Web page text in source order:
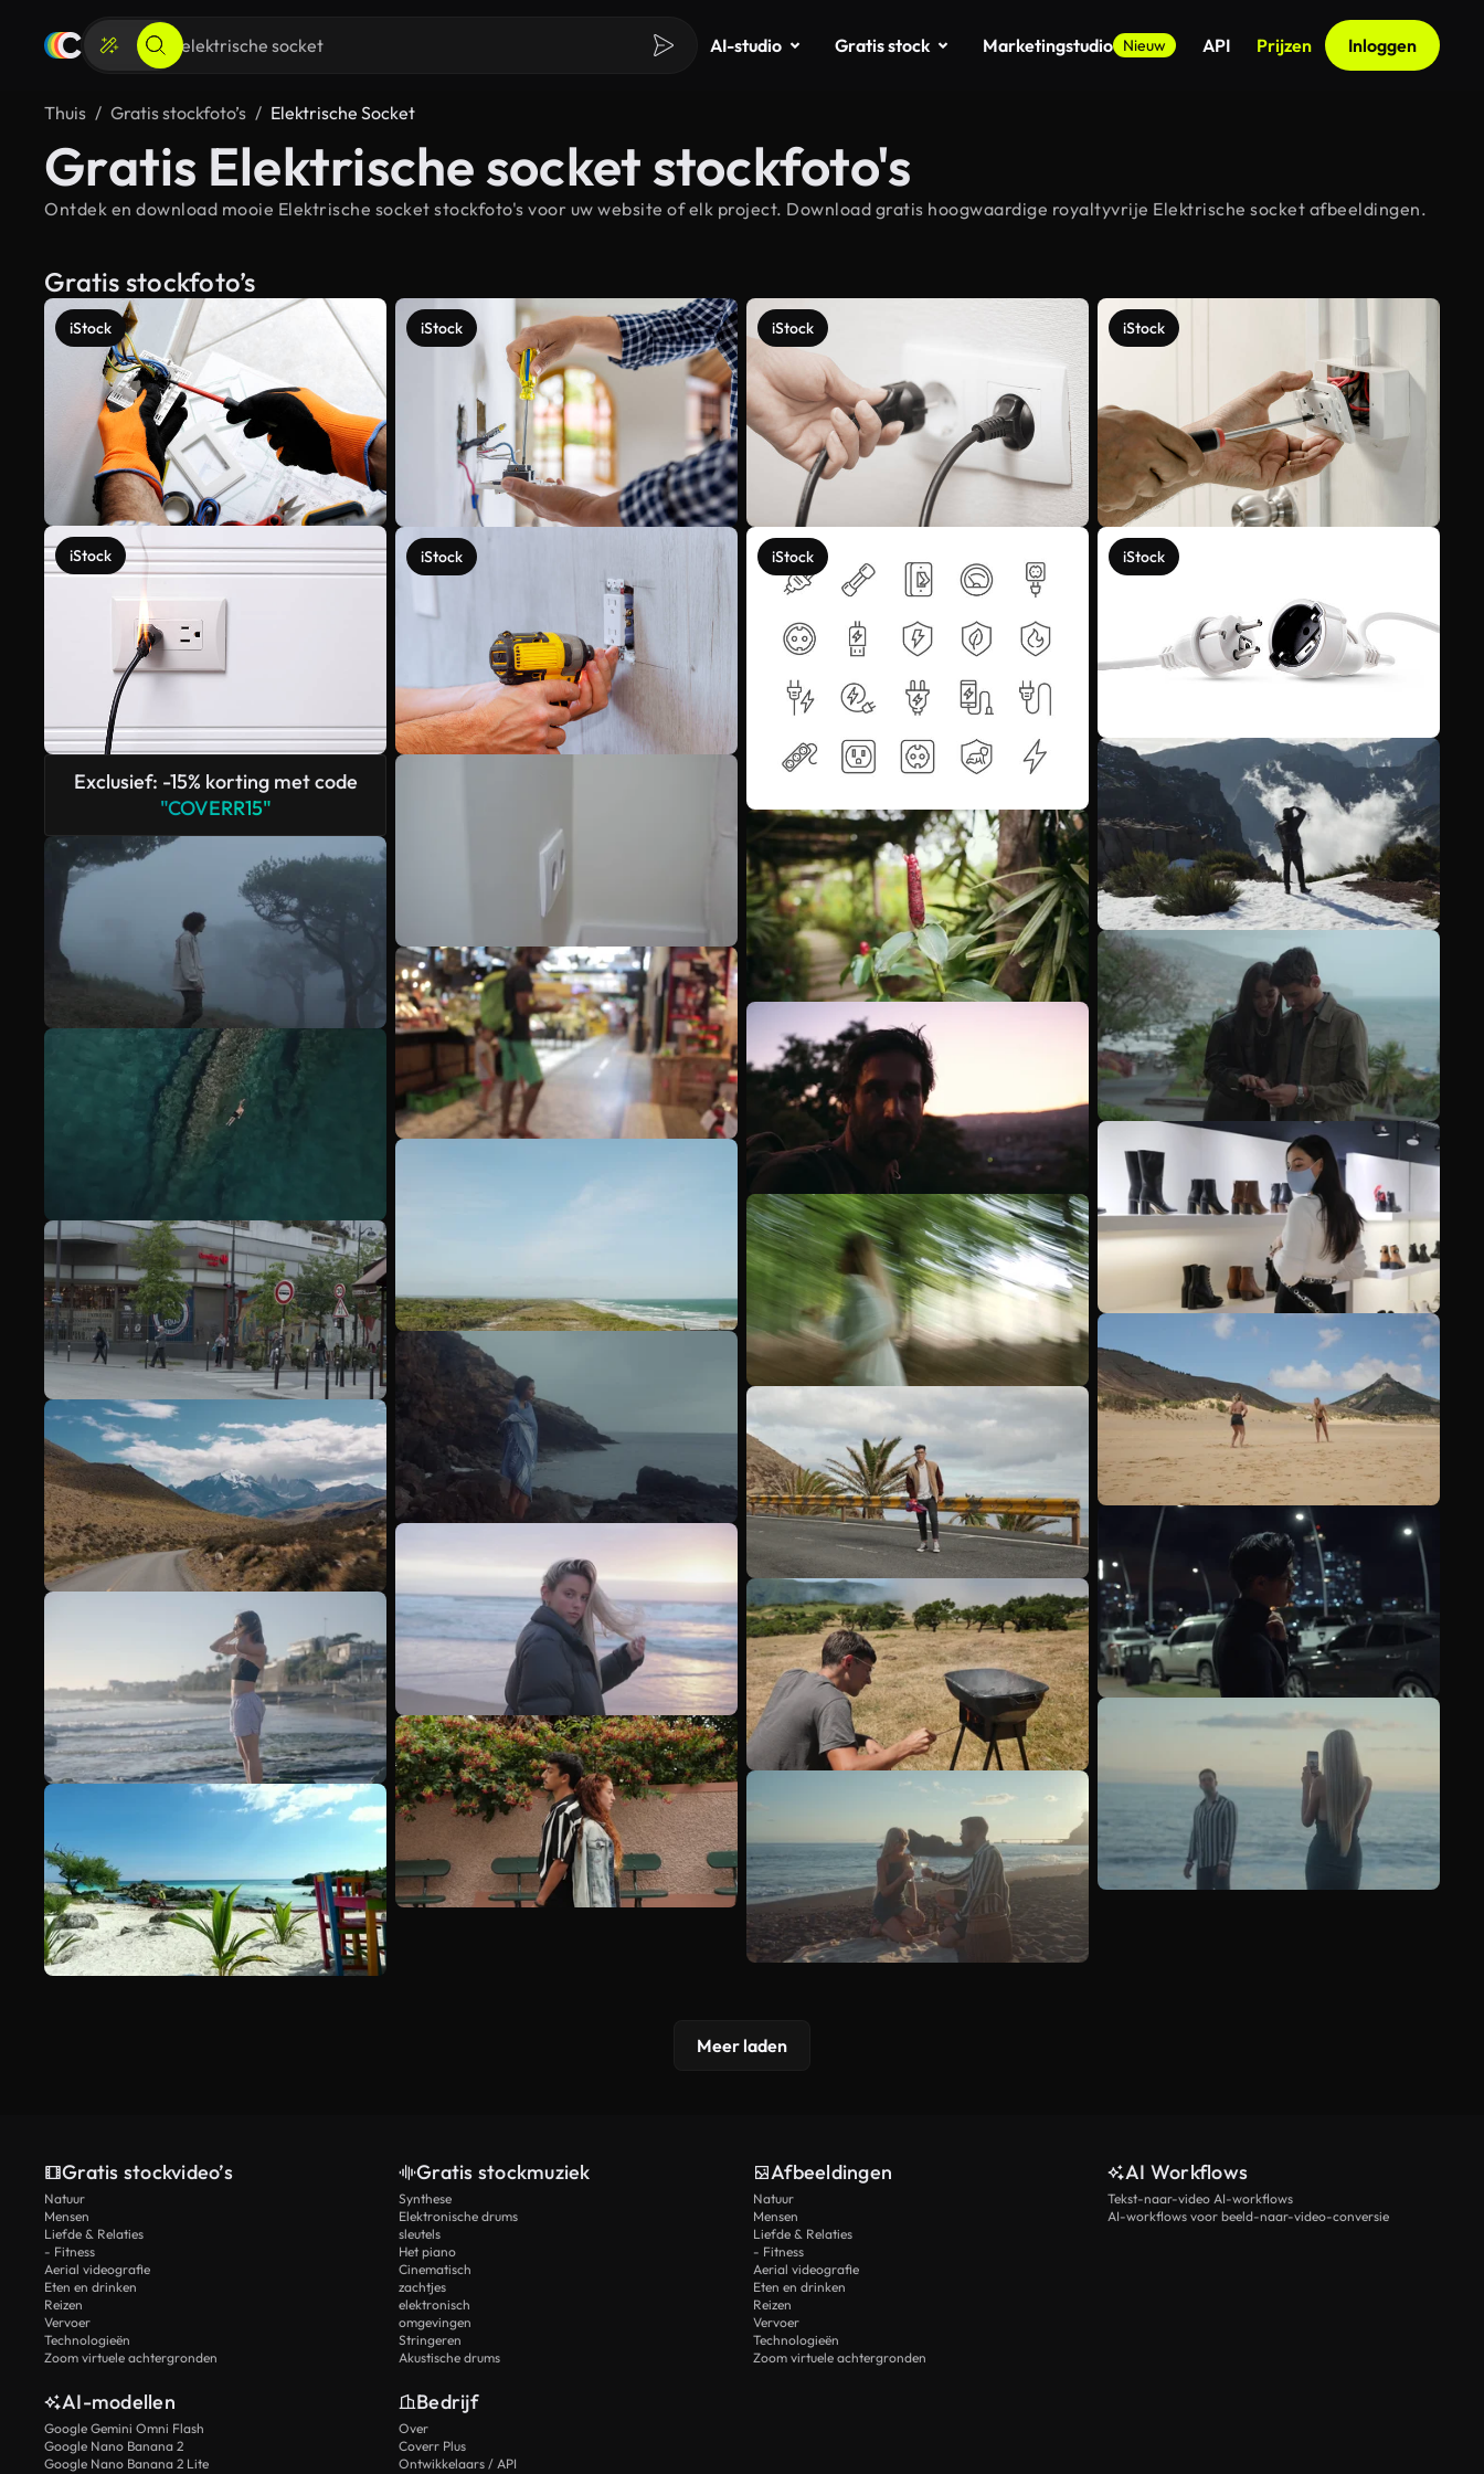
AI-studio Gratis stock Marketingstudio Nieuw API Prijzen Inloggen
Thuis Gratis stockfoto’s Elektrische Socket
Gratis Elektrische socket stockfoto's
Ontdek en download mooie Elektrische socket stockfoto's voor uw website of elk project. Download gratis hoogwaardige royaltyvrije Elektrische socket afbeeldingen.
Gratis stockfoto’s
iStock
iStock
Exclusief: -15% korting met code
"COVERR15"
iStock
iStock
iStock
iStock
iStock
iStock
Meer bekijken
Meer laden
Gratis stockvideo’s
Natuur
Mensen
Liefde & Relaties
- Fitness
Aerial videografie
Eten en drinken
Reizen
Vervoer
Technologieën
Zoom virtuele achtergronden
Gratis stockmuziek
Synthese
Elektronische drums
sleutels
Het piano
Cinematisch
zachtjes
elektronisch
omgevingen
Stringeren
Akustische drums
Afbeeldingen
Natuur
Mensen
Liefde & Relaties
- Fitness
Aerial videografie
Eten en drinken
Reizen
Vervoer
Technologieën
Zoom virtuele achtergronden
AI Workflows
Tekst-naar-video AI-workflows
AI-workflows voor beeld-naar-video-conversie
AI-modellen
Google Gemini Omni Flash
Google Nano Banana 2
Google Nano Banana 2 Lite
Bedrijf
Over
Coverr Plus
Ontwikkelaars / API